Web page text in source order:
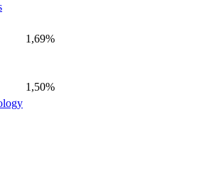
1,69%
1,50%